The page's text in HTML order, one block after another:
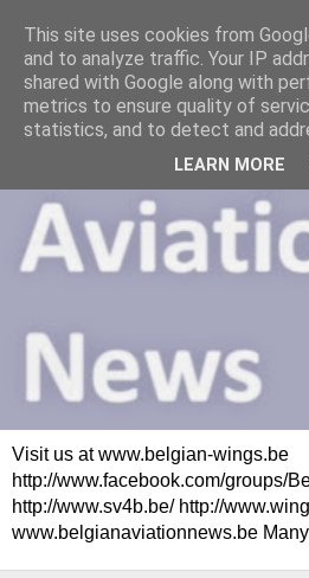
Visit us at www.belgian-wings.be
http://www.facebook.com/groups/
http://www.sv4b.be/ http://
www.belgianaviationnews.be
This site uses cookies from
and to analyze traffic. Your IP
shared with Google along with
metrics to ensure quality of
statistics, and to detect and
LEARN MORE